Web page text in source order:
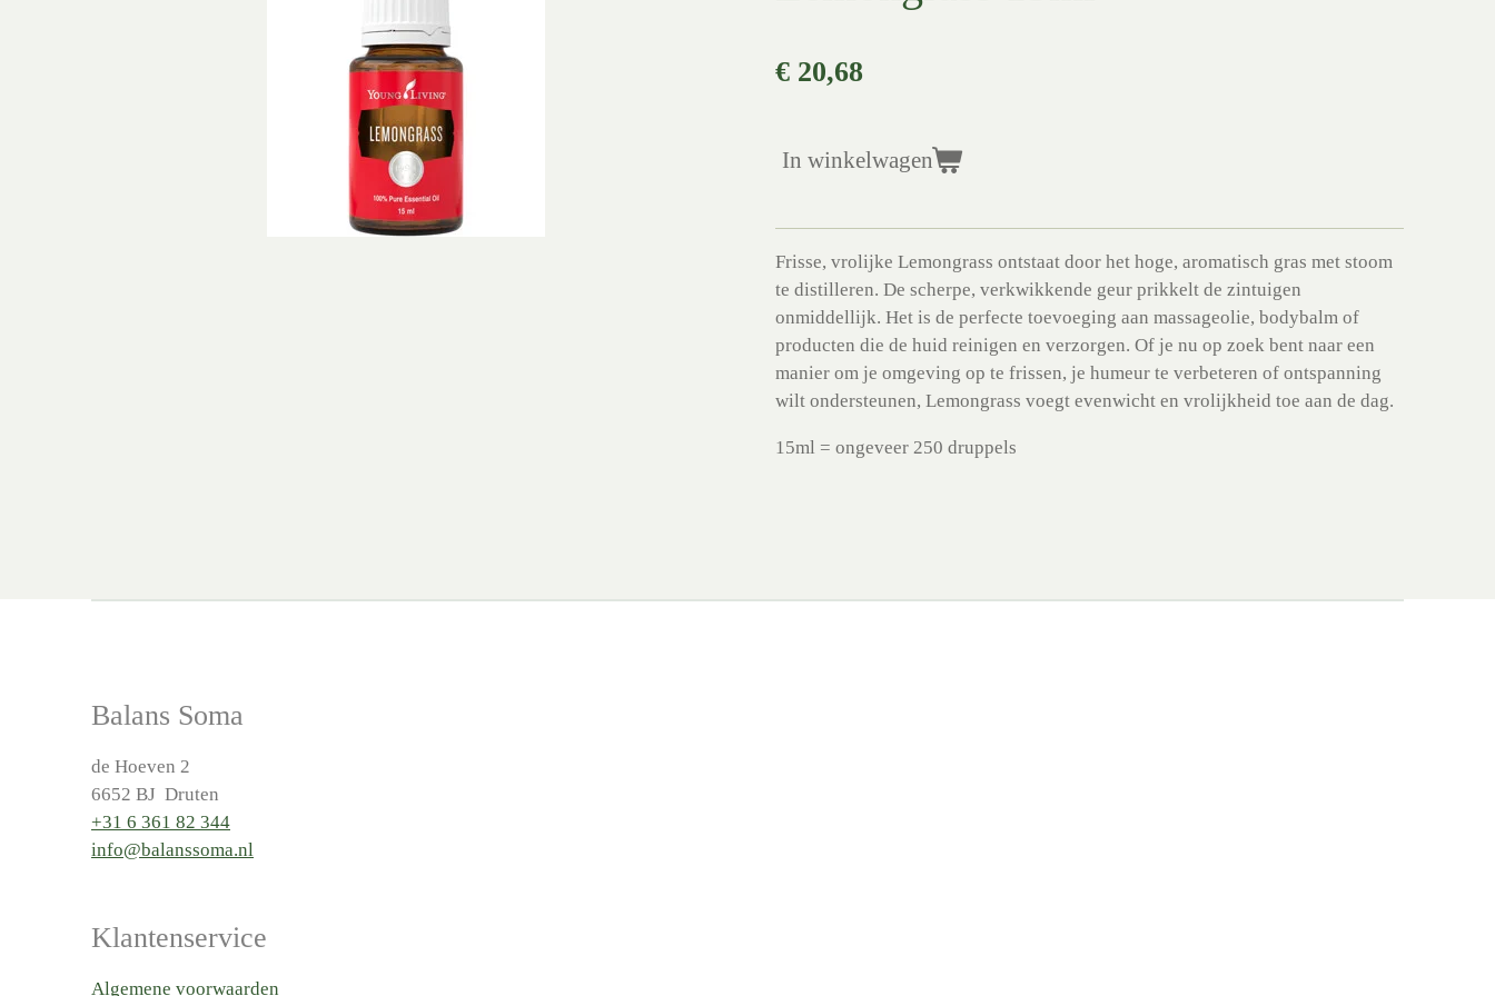
€ 20,68
In winkelwagen
Frisse, vrolijke Lemongrass ontstaat door het hoge, aromatisch gras met stoom
te distilleren. De scherpe, verkwikkende geur prikkelt de zintuigen
onmiddellijk. Het is de perfecte toevoeging aan massageolie, bodybalm of
producten die de huid reinigen en verzorgen. Of je nu op zoek bent naar een
manier om je omgeving op te frissen, je humeur te verbeteren of ontspanning
wilt ondersteunen, Lemongrass voegt evenwicht en vrolijkheid toe aan de dag.
15ml = ongeveer 250 druppels
Balans Soma
de Hoeven 2
6652 BJ Druten
+31 6 361 82 344
info@balanssoma.nl
Klantenservice
Algemene voorwaarden